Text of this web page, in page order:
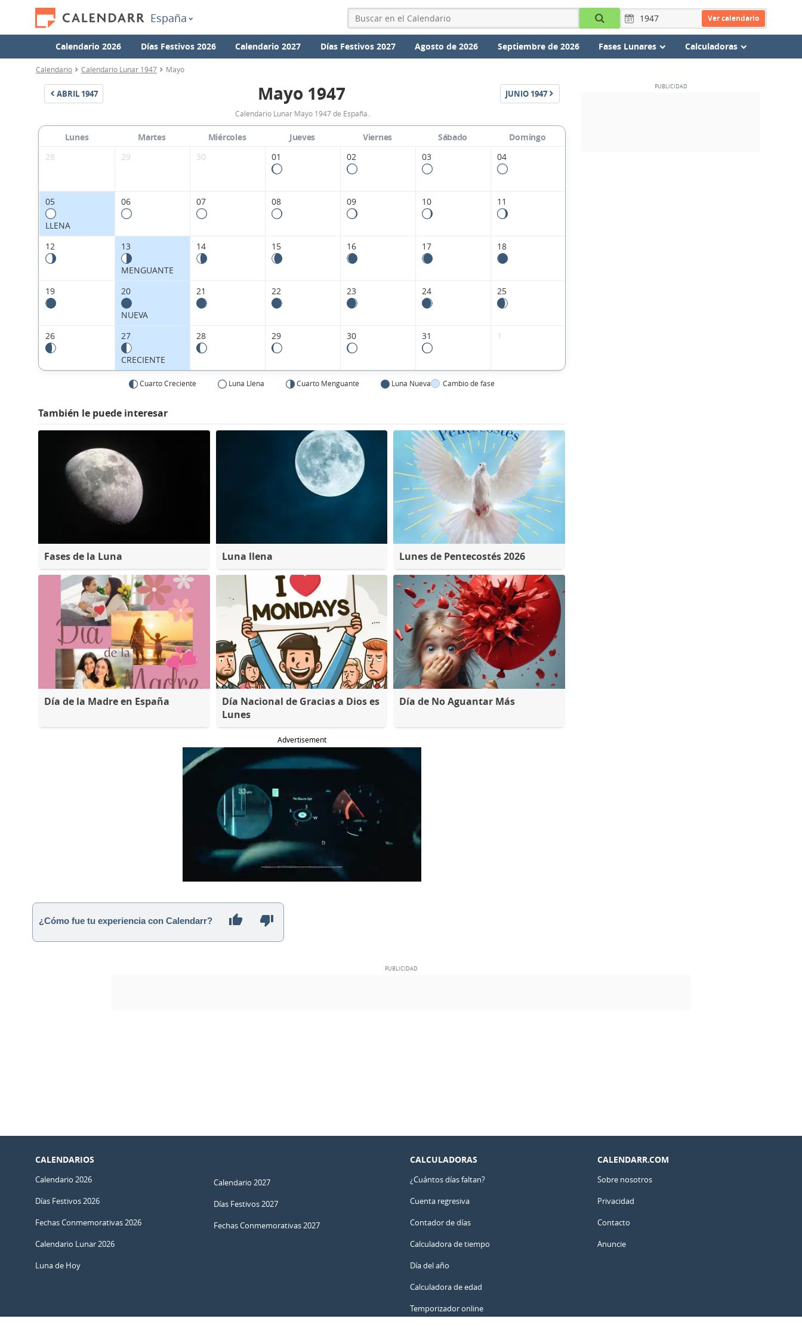
España Ver calendario
Calendario 2026 Días Festivos 2026 Calendario 2027 Días Festivos 2027 Agosto de 2026 Septiembre de 2026 Fases Lunares Calculadoras
Calendario Calendario Lunar 1947 Mayo
ABRIL 1947
Calendario
Lunar
Mayo
España.
Mayo 1947 JUNIO 1947
Calendario Lunar Mayo 1947 de España.
Lunes Martes Miércoles Jueves Viernes Sábado
Domingo
28
29 30 01 02 03 04
05
LLENA
06 07 08 09 10 11
12 13
MENGUANTE
14 15 16 17 18
19 20
NUEVA
21 22 23 24 25
26 27
CRECIENTE
28 29 30 31 1
Cuarto Creciente Luna Llena Cuarto Menguante Luna Nueva Cambio de fase
También le puede interesar
Fases de la Luna Luna llena Lunes de Pentecostés 2026
Día de la Madre en España
Día Nacional de Gracias a Dios es
Lunes
Día de No Aguantar Más
Advertisement
¿Cómo fue tu experiencia con Calendarr?
CALENDARIOS
Calendario 2026
Días Festivos 2026
Fechas Conmemorativas 2026
Calendario Lunar 2026
Luna de Hoy
Calendario 2027
Días Festivos 2027
Fechas Conmemorativas 2027
CALCULADORAS
¿Cuántos días faltan?
Cuenta regresiva
Contador de días
Calculadora de tiempo
Día del año
Calculadora de edad
Temporizador online
CALENDARR.COM
Sobre nosotros
Privacidad
Contacto
Anuncie